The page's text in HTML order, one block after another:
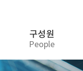
구성원
People